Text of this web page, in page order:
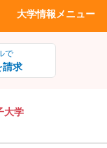
で
請求
大学情報 メニュー
大学